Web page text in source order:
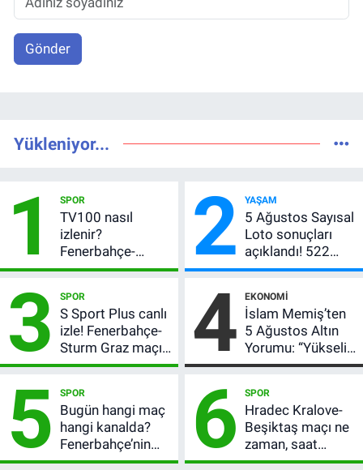
Gönder
Yükleniyor...
1 SPOR
TV100 nasıl
izlenir?
Fenerbahçe-
Sturm Graz maçı
bilgileri
2 YAŞAM
5 Ağustos Sayısal
Loto sonuçları
açıklandı! 522
milyon TL devretti
3 SPOR
S Sport Plus canlı
izle! Fenerbahçe-
Sturm Graz maçı
nasıl izlenir?
4 EKONOMI
İslam Memiş’ten
5 Ağustos Altın
Yorumu: “Yükseliş
Beklentim Devam
Kritik Uyarıyı Yaptı
5 SPOR
Bugün hangi maç
hangi kanalda?
Fenerbahçe’nin
Avrupa sınavı
6 SPOR
Hradec Kralove-
Beşiktaş maçı ne
zaman, saat
kaçta? Şifresiz